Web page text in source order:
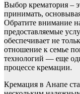
Выбор крематория –
принимать,
Обратите внимание
предоставляемые
обеспечивает не
отношение к семье
технологий — еще
процессе кремации.
Кремация в Анапе